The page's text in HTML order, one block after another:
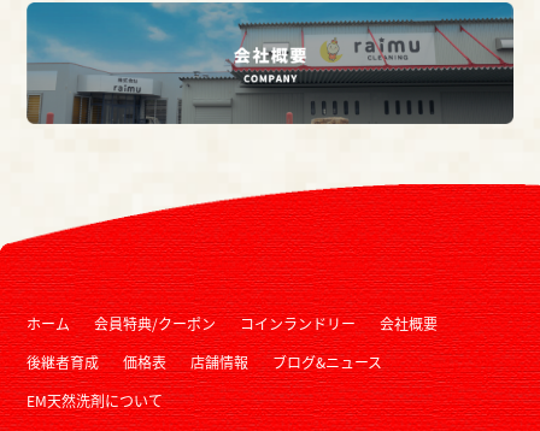
ホーム 会員特典/クーポン コインランドリー
会社概要
後継者育成
価格表 店舗情報
ブログ&ニュース
EM天然洗剤について